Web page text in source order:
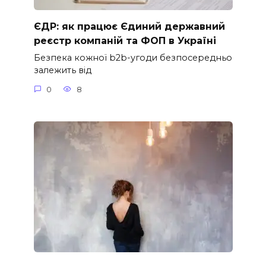
ЄДР: як працює Єдиний державний
реєстр компаній та ФОП в Україні
Безпека кожної b2b-угоди безпосередньо
залежить від
0 8